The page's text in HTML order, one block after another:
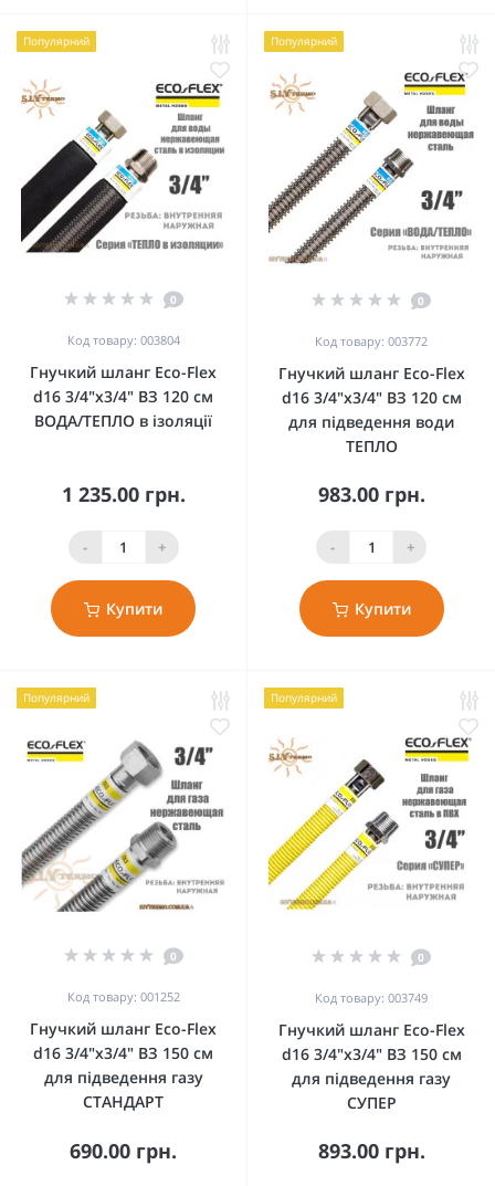
Популярний
0
Код товару: 003804
Гнучкий шланг Eco-Flex
d16 3/4"х3/4" ВЗ 120 см
ВОДА/ТЕПЛО в ізоляції
1 235.00 грн.
- +
Купити
Популярний
0
Код товару: 003772
Гнучкий шланг Eco-Flex
d16 3/4"х3/4" ВЗ 120 см
для підведення води
ТЕПЛО
983.00 грн.
- +
Купити
Популярний
0
Код товару: 001252
Гнучкий шланг Eco-Flex
d16 3/4"х3/4" ВЗ 150 см
для підведення газу
СТАНДАРТ
690.00 грн.
Популярний
0
Код товару: 003749
Гнучкий шланг Eco-Flex
d16 3/4"х3/4" ВЗ 150 см
для підведення газу
СУПЕР
893.00 грн.